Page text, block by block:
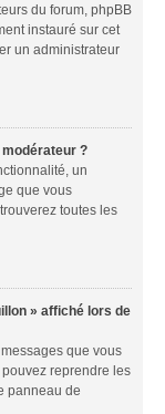
du forum, phpBB
instauré sur cet
un administrateur
?
un
que vous
toutes les
» affiché lors de
que vous
reprendre les
panneau de